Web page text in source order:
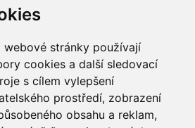
webové stránky používají
cookies a další sledovací
s cílem vylepšení
prostředí, zobrazení
obsahu a reklam,
Bonum